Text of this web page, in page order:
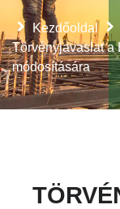
Kezdőoldal
Törvényjavaslat a
módosítására